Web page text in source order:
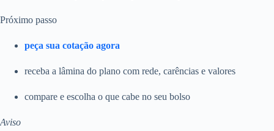
Próximo passo
peça sua cotação agora
receba a lâmina do plano com rede, carências e valores
compare e escolha o que cabe no seu bolso
Aviso